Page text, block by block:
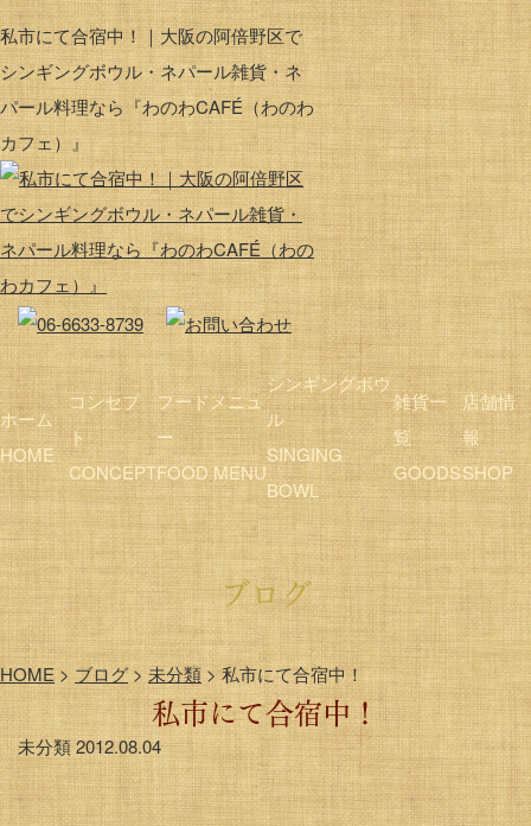
私市にて合宿中！｜大阪の阿倍野区で
シンギングボウル・ネパール雑貨・ネ
パール料理なら『わのわCAFÉ（わのわ
カフェ）』
ホーム
HOME
コンセプ
ト
CONCEPT
フードメニュ
ー
FOOD MENU
シンギングボウ
ル
SINGING
BOWL
雑貨一
覧
GOODS
店舗情
報
SHOP
ブログ
HOME> ブログ>未分類 >私市にて合宿中！
私市にて合宿中！
未分類2012.08.04